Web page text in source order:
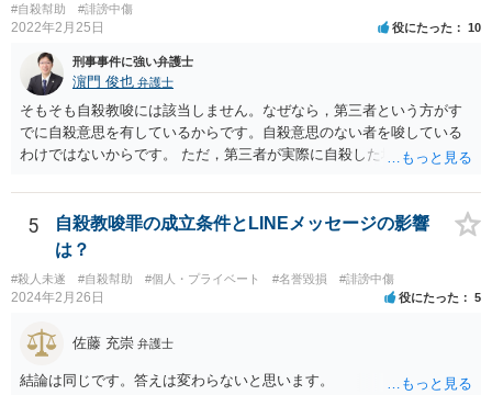
#自殺幇助 #誹謗中傷
2022年2月25日 役にたった 10
刑事事件に強い弁護士
濵門 俊也 弁護士
そもそも自殺教唆には該当しません。なぜなら，第三者という方がす
でに自殺意思を有しているからです。自殺意思のない者を唆している
わけではないからです。 ただ，第三者が実際に自殺した場合，あなた
5
自殺教唆罪の成立条件とLINEメッセージの影響
は？
#殺人未遂 #自殺幇助 #個人・プライベート #名誉毀損 #誹謗中傷
2024年2月26日 役にたった 5
佐藤 充崇 弁護士
結論は同じです。答えは変わらないと思います。